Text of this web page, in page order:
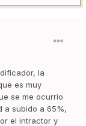
la
es muy
se me ocurrio
a subido a 65%,
el intractor y